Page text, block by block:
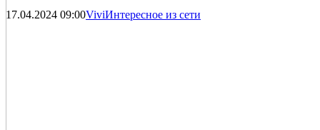
17.04.2024 09:00ViviИнтересное из сети